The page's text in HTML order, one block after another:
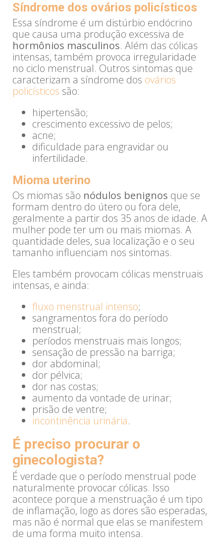
Síndrome dos ovários policísticos
Essa síndrome é um distúrbio endócrino
que causa uma produção excessiva de
hormônios masculinos. Além das cólicas
intensas, também provoca irregularidade
no ciclo menstrual. Outros sintomas que
caracterizam a síndrome dos ovários
policísticos são:
hipertensão;
crescimento excessivo de pelos;
acne;
dificuldade para engravidar ou
infertilidade.
Mioma uterino
Os miomas são nódulos benignos que se
formam dentro do útero ou fora dele,
geralmente a partir dos 35 anos de idade. A
mulher pode ter um ou mais miomas. A
quantidade deles, sua localização e o seu
tamanho influenciam nos sintomas.
Eles também provocam cólicas menstruais
intensas, e ainda:
fluxo menstrual intenso;
sangramentos fora do período
menstrual;
períodos menstruais mais longos;
sensação de pressão na barriga;
dor abdominal;
dor pélvica;
dor nas costas;
aumento da vontade de urinar;
prisão de ventre;
incontinência urinária.
É preciso procurar o
ginecologista?
É verdade que o período menstrual pode
naturalmente provocar cólicas. Isso
acontece porque a menstruação é um tipo
de inflamação, logo as dores são esperadas,
mas não é normal que elas se manifestem
de uma forma muito intensa.